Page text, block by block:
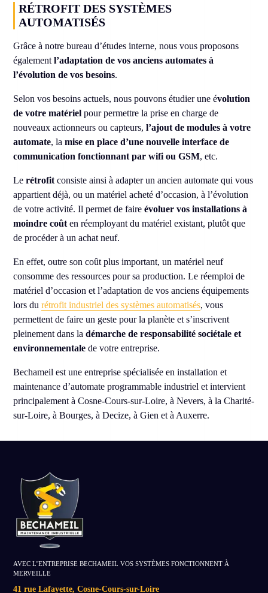
RÉTROFIT DES SYSTÈMES
AUTOMATISÉS
Grâce à notre bureau d’études interne, nous vous proposons
égalementl’adaptation de vos anciens automates à
l’évolution de vos besoins.
Selon vos besoins actuels, nous pouvons étudier une évolution
de votre matériel pour permettre la prise en charge de
nouveaux actionneurs ou capteurs,l’ajout de modules à votre
automate, lamise en place d’une nouvelle interface de
communication fonctionnant par wifi ou GSM, etc.
Lerétrofit consiste ainsi à adapter un ancien automate qui vous
appartient déjà, ou un matériel acheté d’occasion, à l’évolution
de votre activité. Il permet de faireévoluer vos installations à
moindre coût en réemployant du matériel existant, plutôt que
de procéder à un achat neuf.
En effet, outre son coût plus important, un matériel neuf
consomme des ressources pour sa production. Le réemploi de
matériel d’occasion et l’adaptation de vos anciens équipements
lors durétrofit industriel des systèmes automatisés, vous
permettent de faire un geste pour la planète et s’inscrivent
pleinement dans ladémarche de responsabilité sociétale et
environnementale de votre entreprise.
Bechameil est une entreprise spécialisée en installation et
maintenance d’automate programmable industriel et intervient
principalement à Cosne-Cours-sur-Loire, à Nevers, à la Charité-
sur-Loire, à Bourges, à Decize, à Gien et à Auxerre.
AVEC L’ENTREPRISE BECHAMEIL VOS SYSTÈMES FONCTIONNENT À
MERVEILLE
41 rue Lafayette, Cosne-Cours-sur-Loire